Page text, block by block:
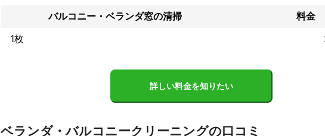
こちらのチャット上にて、サービスについて打ち合わせすることが可能です。
お客様のご不安を取り除けるよう、丁寧な対応を心がけます。
アピールポイント
バルコニー・ベランダ窓の清掃
料金
1枚
詳しい料金を知りたい
ベランダ・バルコニークリーニングの口コミ